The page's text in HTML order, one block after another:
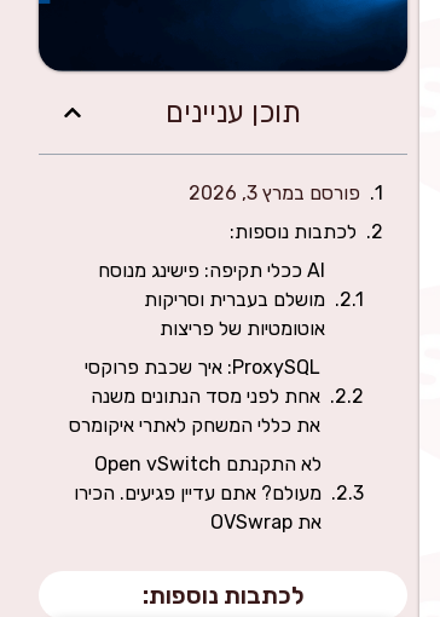
תוכן עניינים
פורסם במרץ 3, 2026
לכתבות נוספות:
AI ככלי תקיפה: פישינג מנוסח
מושלם בעברית וסריקות
אוטומטיות של פריצות
ProxySQL: איך שכבת פרוקסי
אחת לפני מסד הנתונים משנה
את כללי המשחק לאתרי איקומרס
לא התקנתם Open vSwitch
מעולם? אתם עדיין פגיעים. הכירו
את OVSwrap
לכתבות נוספות: